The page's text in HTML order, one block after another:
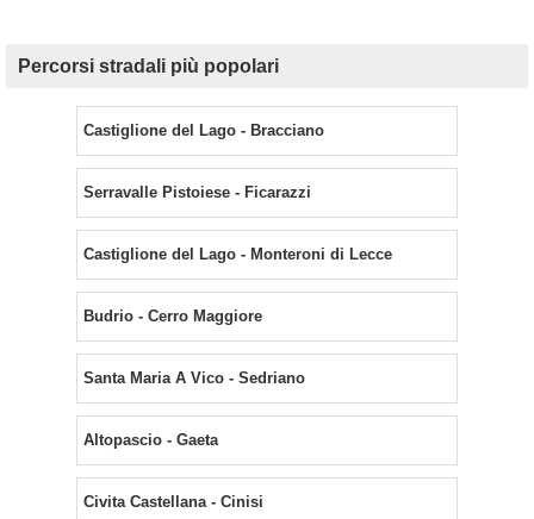
Percorsi stradali più popolari
Castiglione del Lago - Bracciano
Serravalle Pistoiese - Ficarazzi
Castiglione del Lago - Monteroni di Lecce
Budrio - Cerro Maggiore
Santa Maria A Vico - Sedriano
Altopascio - Gaeta
Civita Castellana - Cinisi